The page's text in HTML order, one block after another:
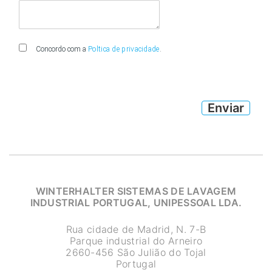
Concordo com a Poltica de privacidade.
WINTERHALTER SISTEMAS DE LAVAGEM
INDUSTRIAL PORTUGAL, UNIPESSOAL LDA.
Rua cidade de Madrid, N. 7-B
Parque industrial do Arneiro
2660-456 São Julião do Tojal
Portugal